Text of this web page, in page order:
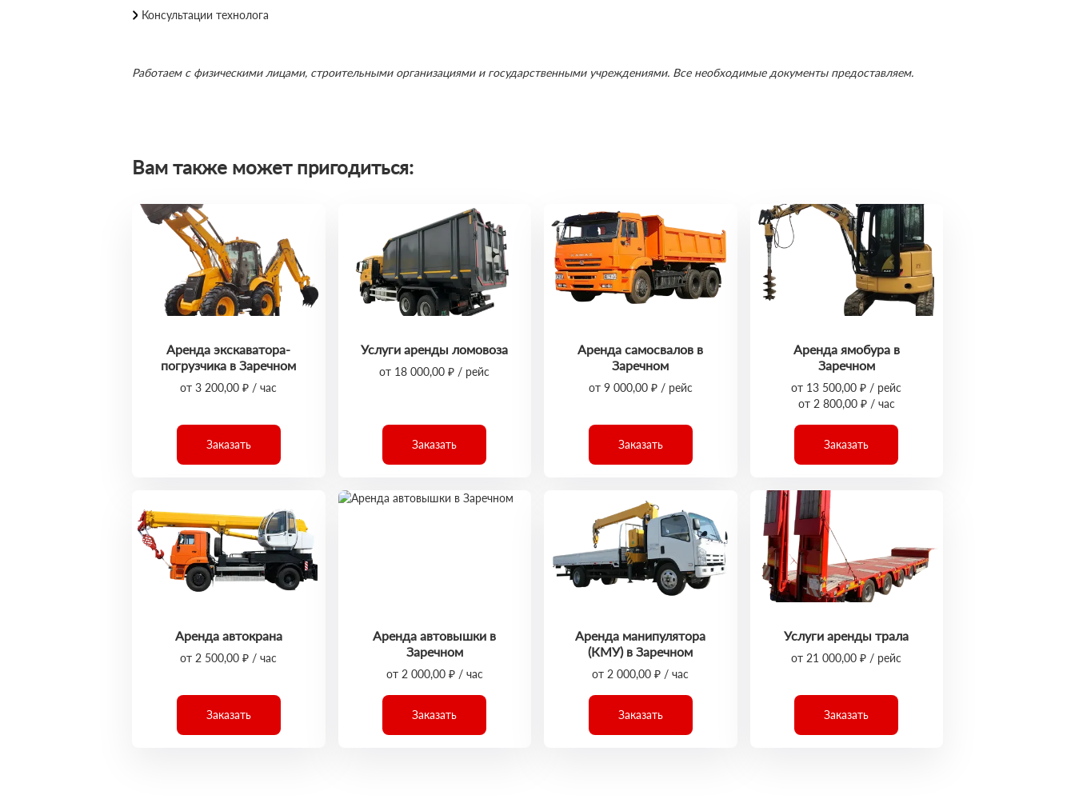
Консультации технолога
Работаем с физическими лицами, строительными организациями и государственными учреждениями. Все необходимые документы предоставляем.
Вам также может пригодиться:
Аренда экскаватора-
погрузчика в Заречном
от 3 200,00 ₽ / час
Заказать
Услуги аренды ломовоза
от 18 000,00 ₽ / рейс
Заказать
Аренда самосвалов в
Заречном
от 9 000,00 ₽ / рейс
Заказать
Аренда ямобура в
Заречном
от 13 500,00 ₽ / рейс
от 2 800,00 ₽ / час
Заказать
Аренда автокрана
от 2 500,00 ₽ / час
Заказать
Аренда автовышки в
Заречном
от 2 000,00 ₽ / час
Заказать
Аренда манипулятора
(КМУ) в Заречном
от 2 000,00 ₽ / час
Заказать
Услуги аренды трала
от 21 000,00 ₽ / рейс
Заказать